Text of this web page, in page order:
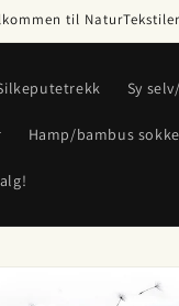
til
Sy
Hamp/bambus